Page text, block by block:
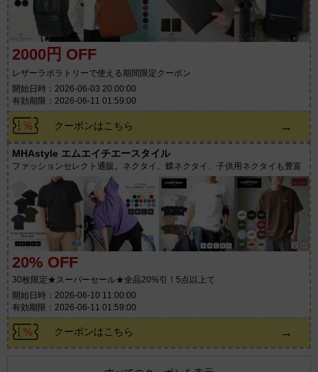
2000円 OFF
レザーラボラトリーで使える期間限定クーポン
開始日時：2026-06-03 20:00:00
有効期限：2026-06-11 01:59:00
クーポンはこちら →
MHAstyle エムエイチエースタイル
ファッションセレクト通販。ネクタイ、蝶ネクタイ、子供用ネクタイも豊富
20% OFF
30枚限定★スーパーセール★全品20%引！5点以上で
開始日時：2026-06-10 11:00:00
有効期限：2026-06-11 01:59:00
クーポンはこちら →